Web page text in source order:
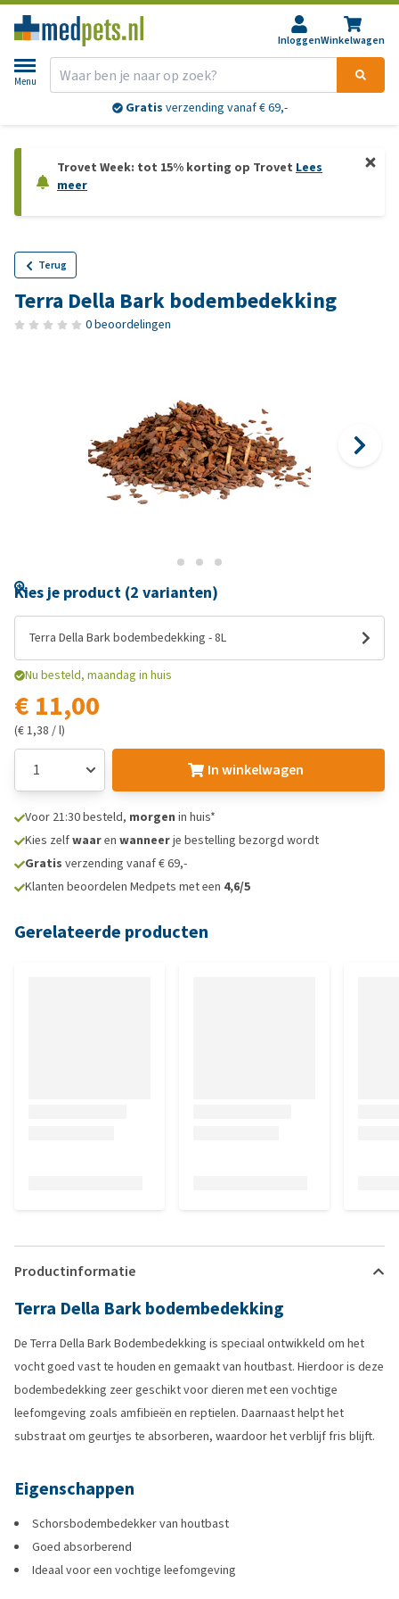
InloggenWinkelwagen
Menu
Gratis verzending vanaf € 69,-
Trovet Week: tot 15% korting op Trovet Lees
meer
Terug
Terra Della Bark bodembedekking
0 beoordelingen
Kies je product (2 varianten)
Terra Della Bark bodembedekking - 8L
Nu besteld, maandag in huis
€ 11,00
(€ 1,38 / l)
In winkelwagen
Voor 21:30 besteld, morgen in huis*
Kies zelfwaaren wanneerje bestelling bezorgd wordt
Gratis verzending vanaf € 69,-
Klanten beoordelen Medpets met een 4,6/5
Gerelateerde producten
Productinformatie
Terra Della Bark bodembedekking
De Terra Della Bark Bodembedekking is speciaal ontwikkeld om het
vocht goed vast te houden en gemaakt van houtbast. Hierdoor is deze
bodembedekking zeer geschikt voor dieren met een vochtige
leefomgeving zoals amfibieën en reptielen. Daarnaast helpt het
substraat om geurtjes te absorberen, waardoor het verblijf fris blijft.
Eigenschappen
Schorsbodembedekker van houtbast
Goed absorberend
Ideaal voor een vochtige leefomgeving